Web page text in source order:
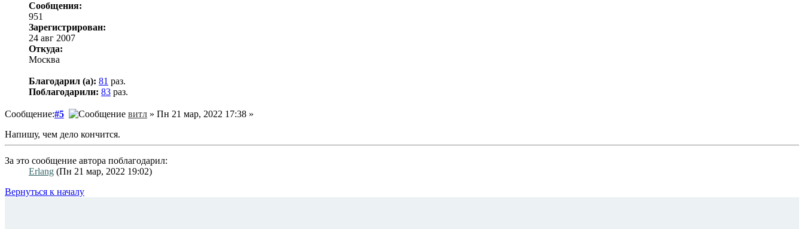
Сообщения:
951
Зарегистрирован:
24 авг 2007
Откуда:
Москва
Благодарил (а): 81 раз.
Поблагодарили: 83 раз.
Сообщение:#5 витл » Пн 21 мар, 2022 17:38 »
Напишу, чем дело кончится.
За это сообщение автора поблагодарил:
Erlang (Пн 21 мар, 2022 19:02)
Вернуться к началу